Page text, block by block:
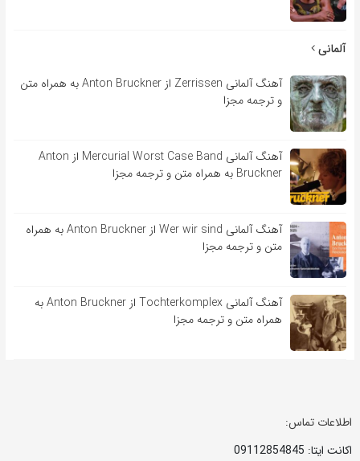
آلمانی
آهنگ آلمانی Zerrissen از Anton Bruckner به همراه متن
و ترجمه مجزا
آهنگ آلمانی Mercurial Worst Case Band از Anton
Bruckner به همراه متن و ترجمه مجزا
آهنگ آلمانی Wer wir sind از Anton Bruckner به همراه
متن و ترجمه مجزا
آهنگ آلمانی Tochterkomplex از Anton Bruckner به
همراه متن و ترجمه مجزا
اطلاعات تماس:
اکانت ایتا: 09112854845